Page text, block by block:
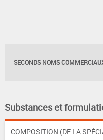
SECONDS NOMS
Substances et
COMPOSITION (DE LA